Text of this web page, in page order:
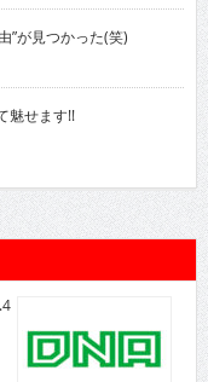
”が見つかった(笑)
魅せます!!